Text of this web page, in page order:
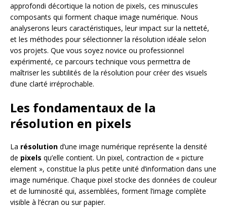
approfondi décortique la notion de pixels, ces minuscules
composants qui forment chaque image numérique. Nous
analyserons leurs caractéristiques, leur impact sur la netteté,
et les méthodes pour sélectionner la résolution idéale selon
vos projets. Que vous soyez novice ou professionnel
expérimenté, ce parcours technique vous permettra de
maîtriser les subtilités de la résolution pour créer des visuels
d’une clarté irréprochable.
Les fondamentaux de la
résolution en pixels
La résolution d’une image numérique représente la densité
de pixels qu’elle contient. Un pixel, contraction de « picture
element », constitue la plus petite unité d’information dans une
image numérique. Chaque pixel stocke des données de couleur
et de luminosité qui, assemblées, forment l’image complète
visible à l’écran ou sur papier.